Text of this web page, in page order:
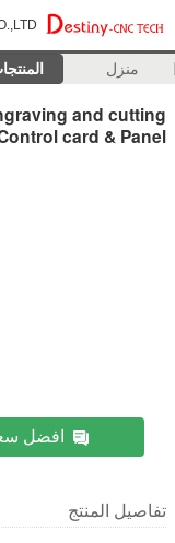
منزل
and cutting
card & Panel
افضل
تفاصيل المنتج